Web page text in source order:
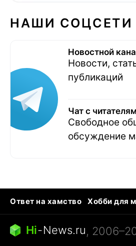
НАШИ СОЦСЕТИ
Новостной
Новости,
публикаций
Чат с
Свободное
обсуждение
Ответ на хамство
Хобби для
Бензин 100 и 95
Тунцы в
Следующая пандемия
Hi-News.ru,